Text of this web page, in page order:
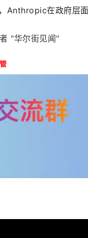
Anthropic在政府层面
"华尔街见闻"